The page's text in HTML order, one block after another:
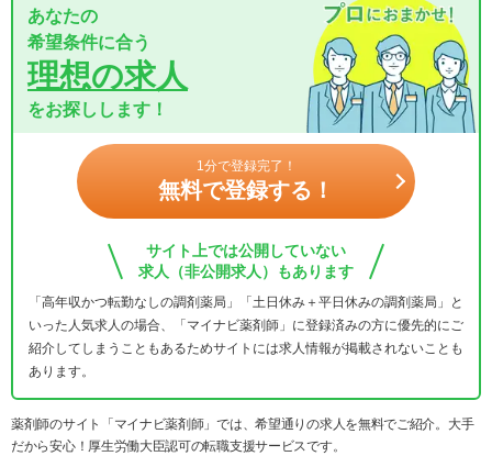
あなたの
希望条件に合う
理想の求人
をお探しします！
1分で登録完了！
無料で登録する！
サイト上では公開していない
求人（非公開求人）もあります
「高年収かつ転勤なしの調剤薬局」「土日休み＋平日休みの調剤薬局」と
いった人気求人の場合、「マイナビ薬剤師」に登録済みの方に優先的にご
紹介してしまうこともあるためサイトには求人情報が掲載されないことも
あります。
薬剤師のサイト「マイナビ薬剤師」では、希望通りの求人を無料でご紹介。大手
だから安心！厚生労働大臣認可の転職支援サービスです。